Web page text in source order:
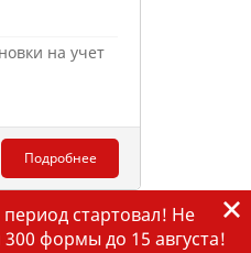
на учет
Подробнее
стартовал! Не
300 формы до 15 августа!